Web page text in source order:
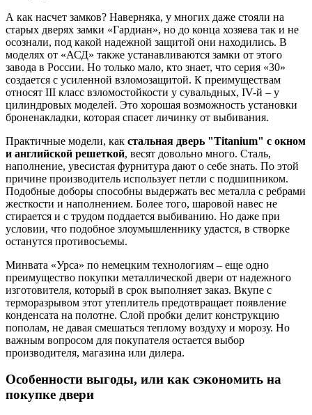
А как насчет замков? Наверняка, у многих даже стояли на
старых дверях замки «Гардиан», но до конца хозяева так и не
осознали, под какой надежной защитой они находились. В
моделях от «АСД» также устанавливаются замки от этого
завода в России. Но только мало, кто знает, что серия «30»
создается с усиленной взломозащитой. К преимуществам
относят III класс взломостойкости у сувальдных, IV-й – у
цилиндровых моделей. Это хорошая возможность установки
броненакладки, которая спасет личинку от выбивания.
Практичные модели, как стальная дверь "Titanium" с окном
и английской решеткой, весят довольно много. Сталь,
наполнение, увесистая фурнитура дают о себе знать. По этой
причине производитель использует петли с подшипником.
Подобные доборы способны выдержать вес металла с ребрами
жесткости и наполнением. Более того, шаровой навес не
стирается и с трудом поддается выбиванию. Но даже при
условии, что подобное злоумышленнику удастся, в створке
останутся противосъемы.
Минвата «Урса» по немецким технологиям – еще одно
преимущество покупки металлической двери от надежного
изготовителя, который в срок выполняет заказ. Вкупе с
терморазрывом этот утеплитель предотвращает появление
конденсата на полотне. Слой пробки делит конструкцию
пополам, не давая смешаться теплому воздуху и морозу. Но
важным вопросом для покупателя остается выбор
производителя, магазина или дилера.
Особенности выгоды, или как сэкономить на
покупке двери